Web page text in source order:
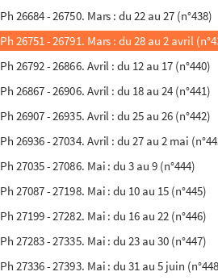
Ph 26684 - 26750. Mars : du 22 au 27 (n°438)
Ph 26751 - 26791. Mars : du 28 au 2 avril
Ph 26792 - 26866. Avril : du 12 au 17 (n°440)
Ph 26867 - 26906. Avril : du 18 au 24 (n°441)
Ph 26907 - 26935. Avril : du 25 au 26 (n°442)
Ph 26936 - 27034. Avril : du 27 au 2 mai
Ph 27035 - 27086. Mai : du 3 au 9 (n°444)
Ph 27087 - 27198. Mai : du 10 au 15 (n°445)
Ph 27199 - 27282. Mai : du 16 au 22 (n°446)
Ph 27283 - 27335. Mai : du 23 au 30 (n°447)
Ph 27336 - 27393. Mai : du 31 au 5 juin